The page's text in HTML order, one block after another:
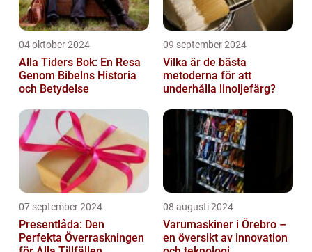
04 oktober 2024
Alla Tiders Bok: En Resa
Genom Bibelns Historia
och Betydelse
09 september 2024
Vilka är de bästa
metoderna för att
underhålla linoljefärg?
07 september 2024
Presentlåda: Den
Perfekta Överraskningen
08 augusti 2024
Varumaskiner i Örebro –
en översikt av innovation